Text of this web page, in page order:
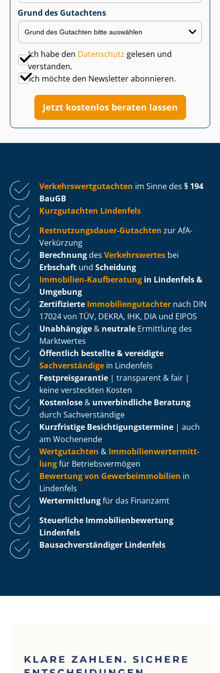
Grund des Gutachtens
Ich habe den Datenschutz gelesen und
verstanden.
Ich möchte den Newsletter abonnieren.
Jetzt kostenlos beraten lassen
Ver­kehrs­wert­gut­ach­ten im Sinne des § 194
BauGB
Kurzgutachten Lindenfels
Rest­nut­zungs­dau­er-Gutachten zur AfA-
Verkürzung
Berechnung des Verkehrswertes bei
Erbschaft und Scheidung
Immobilien-Kaufberatung in Lindenfels &
Umgebung
Zertifizierte Im­mo­bi­li­en­gut­ach­ter nach DIN
17024 von TÜV, DEKRA, IHK, DIA und EIPOS
Unabhängige & neutrale Ermittlung des
Marktwertes
Öffentlich bestellte & vereidigte
Sachverständige in Lindenfels
Fest­preis­ga­ran­tie | transparent & fair |
keine versteckten Kosten
Kostenlose & unverbindliche Beratung
durch Sachverständige
Kurzfristige Be­sich­ti­gungs­ter­mi­ne | auch
am Wochenende
Wertgutachten & Im­mo­bi­li­en­wert­ermitt­
lungfür Be­triebs­ver­mö­gen
Bewertung von Ge­wer­be­im­mo­bi­li­en in
Lindenfels
Wertermittlungfür das Finanzamt
Steuerliche Im­mo­bi­li­en­be­wer­tung
Lindenfels
Bau­sach­ver­stän­di­ger Lindenfels